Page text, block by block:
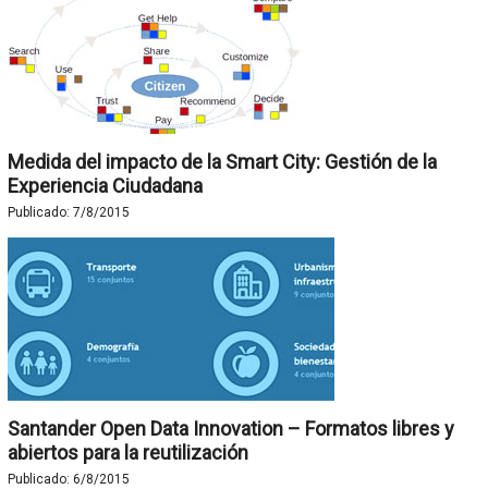
Medida del impacto de la Smart City: Gestión de la
Experiencia Ciudadana
Publicado: 7/8/2015
Santander Open Data Innovation – Formatos libres y
abiertos para la reutilización
Publicado: 6/8/2015